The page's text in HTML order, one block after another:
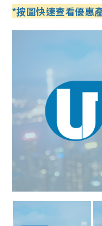
*按圖快速查看優惠